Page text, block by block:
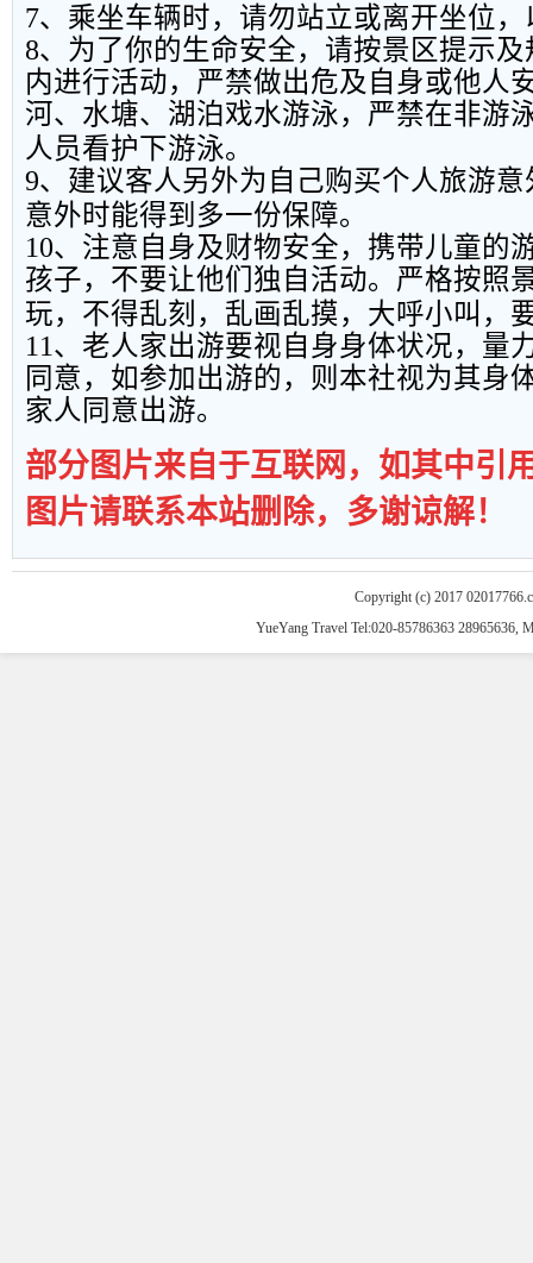
7、乘坐车辆时，请勿站立或离开坐位
8、为了你的生命安全，请按景区提示
内进行活动，严禁做出危及自身或他人
河、水塘、湖泊戏水游泳，严禁在非游
人员看护下游泳。
9、建议客人另外为自己购买个人旅游
意外时能得到多一份保障。
10、注意自身及财物安全，携带儿童的
孩子，不要让他们独自活动。严格按照
玩，不得乱刻，乱画乱摸，大呼小叫，
11、老人家出游要视自身身体状况，量
同意，如参加出游的，则本社视为其身
家人同意出游。
部分图片来自于互联网，如其中引
图片请联系本站删除，多谢谅解！
Copyright (c) 2017
YueYang Travel Tel:020-85786363 28965636,